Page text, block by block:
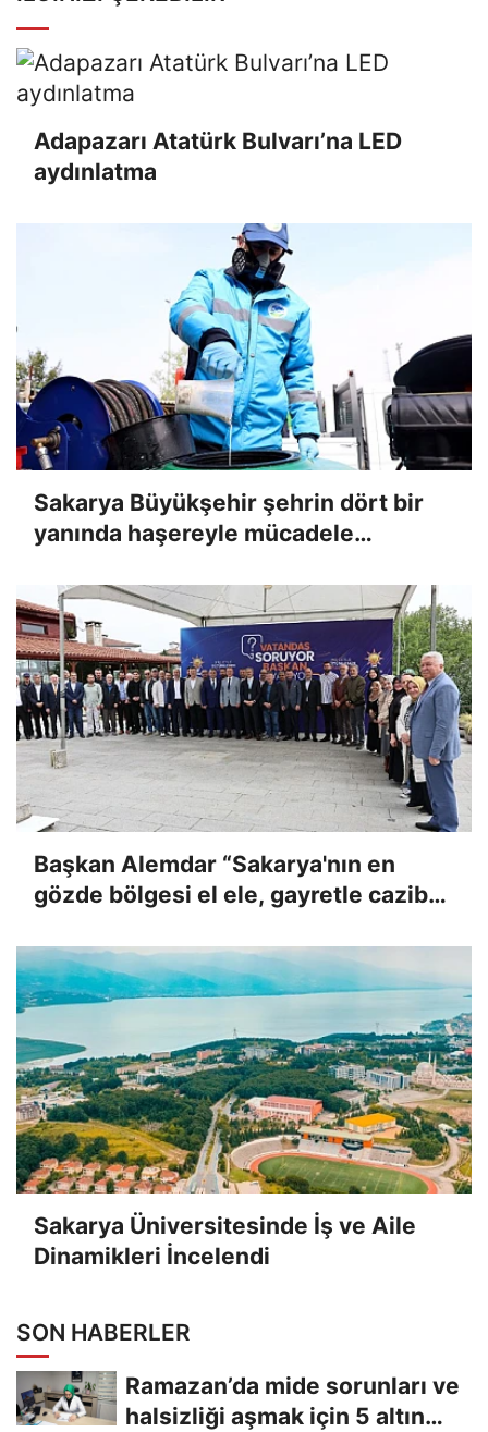
Adapazarı Atatürk Bulvarı’na LED
aydınlatma
Sakarya Büyükşehir şehrin dört bir
yanında haşereyle mücadele
Başkan Alemdar “Sakarya'nın en
gözde bölgesi el ele, gayretle cazibe
Sakarya Üniversitesinde İş ve Aile
Dinamikleri İncelendi
SON HABERLER
Ramazan’da mide sorunları ve
halsizliği aşmak için 5 altın